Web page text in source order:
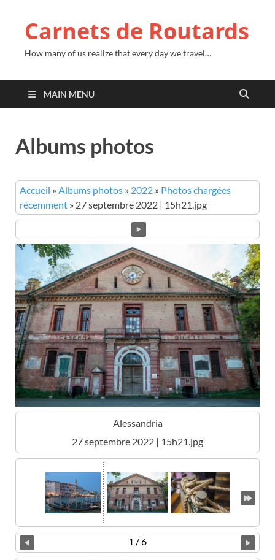
Carnets de Routards
How many of us realize that every day we travel…
MAIN MENU
Albums photos
Accueil » Albums photos » 2022 » Photos chargées
récemment » 27 septembre 2022 | 15h21.jpg
Alessandria
27 septembre 2022 | 15h21.jpg
1 / 6